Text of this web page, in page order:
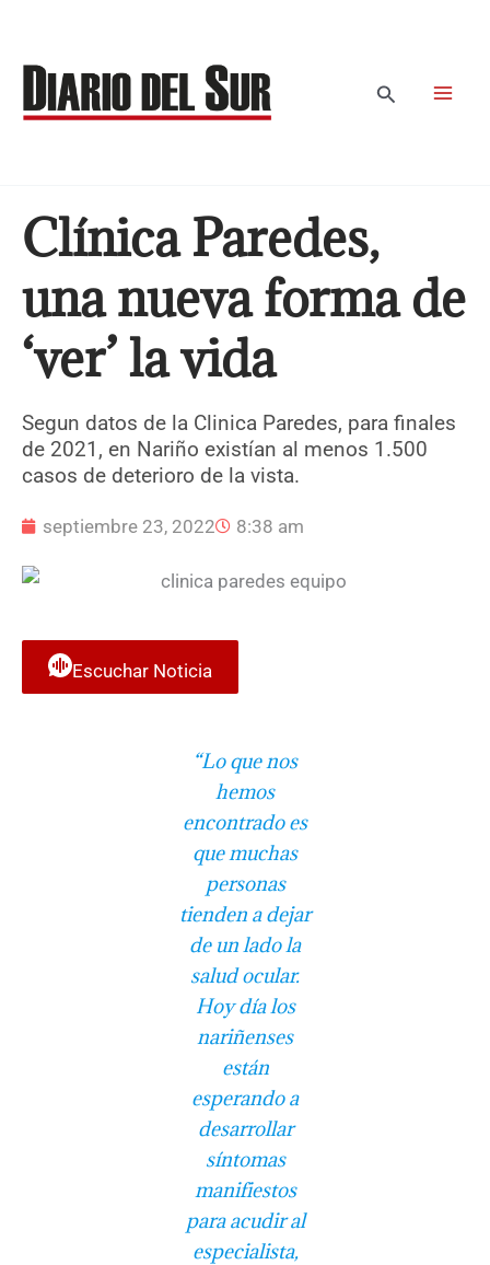
contenido
Buscar
Clínica Paredes,
una nueva forma de
‘ver’ la vida
Segun datos de la Clinica Paredes, para finales
de 2021, en Nariño existían al menos 1.500
casos de deterioro de la vista.
septiembre 23, 2022 8:38 am
Escuchar Noticia
“Lo que nos
hemos
encontrado es
que muchas
personas
tienden a dejar
de un lado la
salud ocular.
Hoy día los
nariñenses
están
esperando a
desarrollar
síntomas
manifiestos
para acudir al
especialista,